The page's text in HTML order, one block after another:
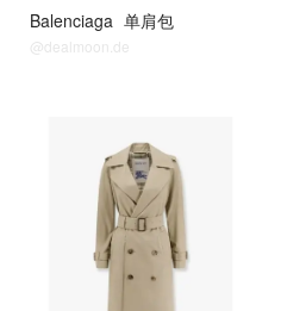
Balenciaga 单肩包
@dealmoon.de